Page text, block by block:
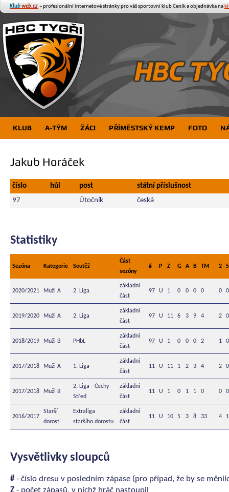
Klubweb.cz – profesionální internetové stránky pro váš sportovní klubCeník a objednávka na
KLUB A-TÝM ŽÁCI PŘÍMĚSTSKÝ KEMP FOTO
Jakub Horáček
číslo hůl post
státní příslušnost
97
Útočník česká
Statistiky
Sezóna Kategorie Soutěž
Část
sezóny
# P Z G A B TM 2 5
2020/2021 Muži A 2. Liga
základní
část
97 U 1 0 0 0 0 0 0
2019/2020 Muži A 2. Liga
základní
část
97 U 11 6 3 9 4 2 0
2018/2019 Muži B PHbL
základní
část
97 U 1 0 0 0 2 1 0
2017/2018 Muži A 1. Liga
základní
část
11 U 11 1 2 3 4 2 0
2017/2018 Muži B
2. Liga - Čechy
Střed
základní
část
11 U 1 0 1 1 0 0 0
2016/2017
Starší
dorost
Extraliga
staršího dorostu
základní
část
11 U 10 5 3 8 33 4 1
Vysvětlivky sloupců
#- číslo dresu v posledním zápase (pro případ, že by se
Z - počet zápasů, v nichž hráč nastoupil